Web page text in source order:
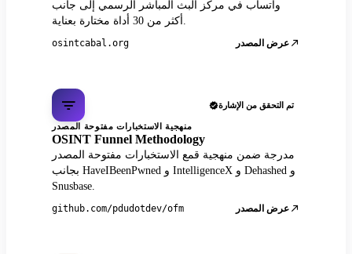
واتساب في مركز البث المباشر الرسمي إلى جانب
أكثر من 30 أداة مختارة بعناية.
osintcabal.org عرض المصدر
تم التحقق من الإشارة
منهجية الاستخبارات مفتوحة المصدر
OSINT Funnel Methodology
مدرجة ضمن منهجية قمع الاستخبارات مفتوحة المصدر
بجانب HaveIBeenPwned و IntelligenceX و Dehashed و
Snusbase.
github.com/pdudotdev/ofm عرض المصدر